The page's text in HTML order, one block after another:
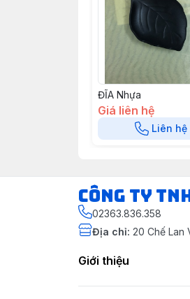
ĐĨA Nhựa
Giá liên hệ
Liên hệ
CÔNG TY
02363.836.358
Địa chỉ: 20 Chế Lan
Giới thiệu